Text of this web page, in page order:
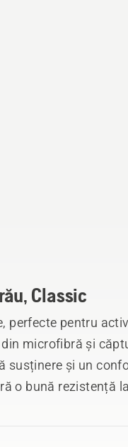
Classic
perfecte pentru
microfibră și
susținere și un
o bună rezistență